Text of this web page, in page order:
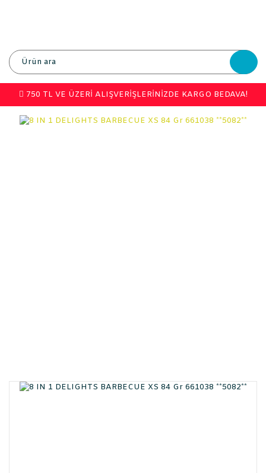
750 TL VE ÜZERİ ALIŞVERİŞLERİNİZDE KARGO BEDAVA!